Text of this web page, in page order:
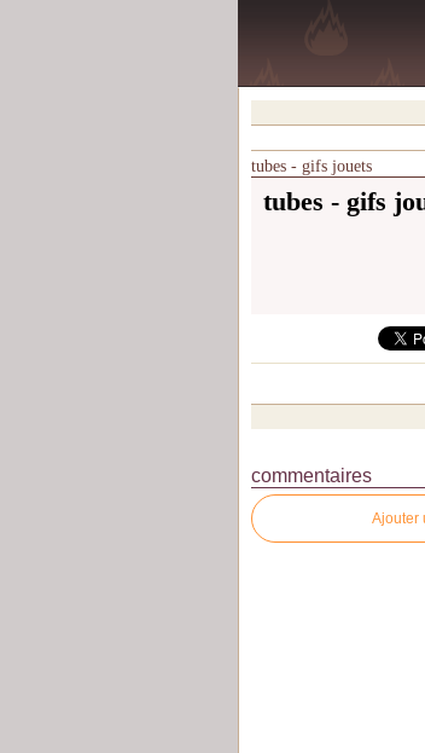
tubes - gifs jouets
tubes - gifs
commentaires
Ajouter